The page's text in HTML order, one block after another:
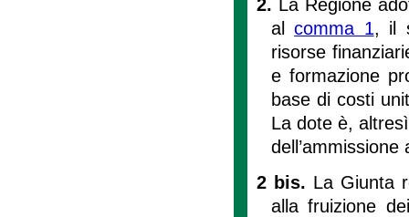
2. La Regione
alcomma 1, il
risorse
e formazione
base di costi
La dote è,
dell’ammissione
2 bis. La Giunta
alla fruizione